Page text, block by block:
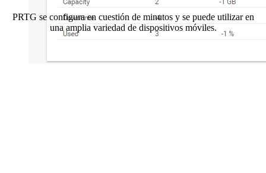
PRTG se configura en cuestión de minutos y se puede utilizar en
una amplia variedad de dispositivos móviles.